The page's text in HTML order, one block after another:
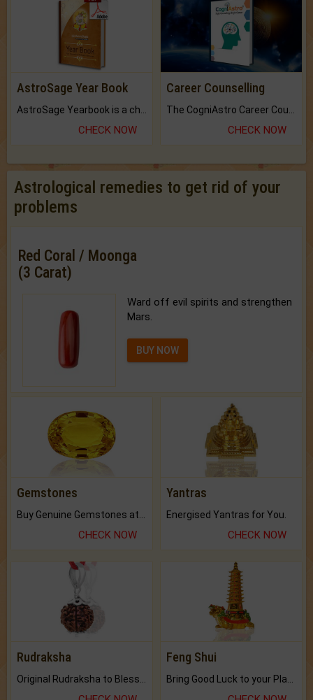
AstroSage Year Book
CHECK NOW
Career Counselling
CHECK NOW
Astrological remedies to get rid of your
problems
Red Coral / Moonga
(3 Carat)
Ward off evil spirits and strengthen
Mars.
BUY NOW
Gemstones
CHECK NOW
Yantras
Energised Yantras for You.
CHECK NOW
Rudraksha Feng Shui